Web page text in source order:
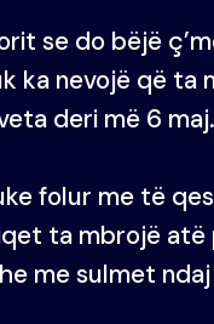
se do bëjë
ka nevojë që ta
deri më 6 maj.
folur me të
ta mbrojë atë
me sulmet